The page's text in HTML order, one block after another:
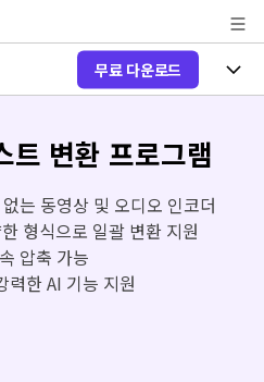
무료 다운로드
환
스트로 빠르고 정확
.
New
편집기
New
트 변환 프로그램
는 동영상 및 오디오 인코더
형식으로 일괄 변환 지원
압축 가능
력한 AI 기능 지원